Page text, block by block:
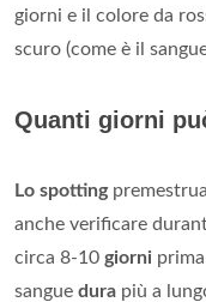
giorni e il colore da
scuro (come è il
Quanti giorni
Lo spotting
anche verificare
circa 8-10 giorni
sangue dura più a